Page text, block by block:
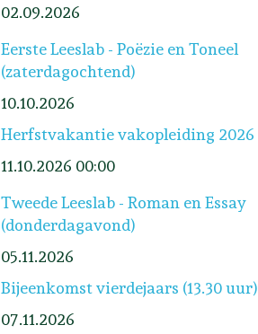
02.09.2026
Eerste Leeslab - Poëzie en Toneel
(zaterdagochtend)
10.10.2026
Herfstvakantie vakopleiding 2026
11.10.2026 00:00
Tweede Leeslab - Roman en Essay
(donderdagavond)
05.11.2026
Bijeenkomst vierdejaars (13.30 uur)
07.11.2026